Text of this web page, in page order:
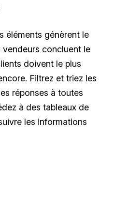
éléments génèrent le
vendeurs concluent le
doivent le plus
Filtrez et triez les
réponses à toutes
à des tableaux de
les informations